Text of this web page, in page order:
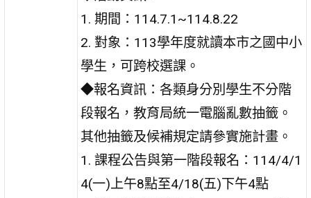
1. 期間：114.7.1~114.8.22
2. 對象：113學年度就讀本市之國中小
學生，可跨校選課。
◆報名資訊：各類身分別學生不分階
段報名，教育局統一電腦亂數抽籤。
其他抽籤及候補規定請參實施計畫。
1. 課程公告與第一階段報名：114/4/1
4(一)上午8點至4/18(五)下午4點